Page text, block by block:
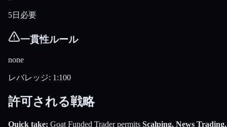
5日必要
一貫性ルール
none
レバレッジ: 1:100
許可される戦略
Quick take: Goat Funded Traderpermits Scalping, News Trading,